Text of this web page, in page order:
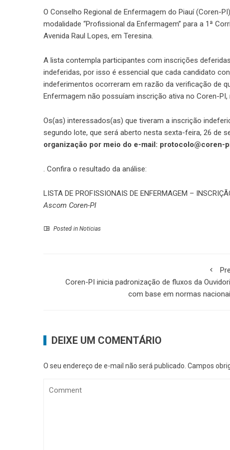
O Conselho Regional de Enfermagem do Piauí (Coren-
modalidade “Profissional da Enfermagem” para a 1ª
Avenida Raul Lopes, em Teresina.
A lista contempla participantes com inscrições
indeferidas, por isso é essencial que cada candidato
indeferimentos ocorreram em razão da verificação de
Enfermagem não possuíam inscrição ativa no Coren-
Os(as) interessados(as) que tiveram a inscrição
segundo lote, que será aberto nesta sexta-feira, 26 de
organização por meio do e-mail: protocolo@coren-
. Confira o resultado da análise:
LISTA DE PROFISSIONAIS DE ENFERMAGEM –
Ascom Coren-PI
Posted in Noticias
Coren-PI inicia padronização de fluxos da
com base em normas
DEIXE UM COMENTÁRIO
O seu endereço de e-mail não será publicado. Campos